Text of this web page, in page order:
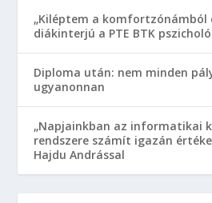
„Kiléptem a komfortzónámból
diákinterjú a PTE BTK
Diploma után: nem minden
ugyanonnan
„Napjainkban az informatikai
rendszere számít igazán
Hajdu Andrással